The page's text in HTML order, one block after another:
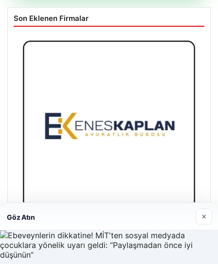
Son Eklenen Firmalar
Enes Kaplan Avukatlık Bürosu
28/04/2026
Göz Atın ×